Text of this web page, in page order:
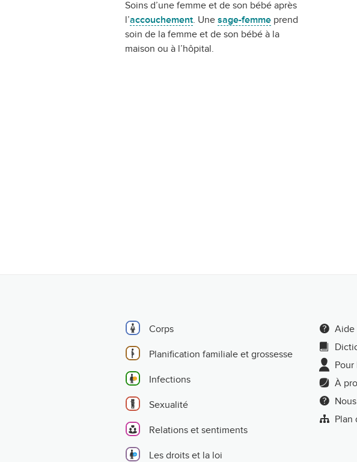
Soins d’une femme et de son bébé après
l’accouchement. Une sage-femme prend
soin de la femme et de son bébé à la
maison ou à l’hôpital.
Corps
Planification familiale et grossesse
Infections
Sexualité
Relations et sentiments
Les droits et la loi
Aide
À
Plan